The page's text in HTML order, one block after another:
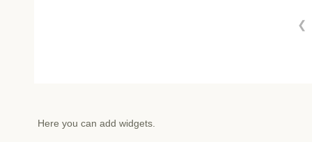
❮
Here you can add widgets.